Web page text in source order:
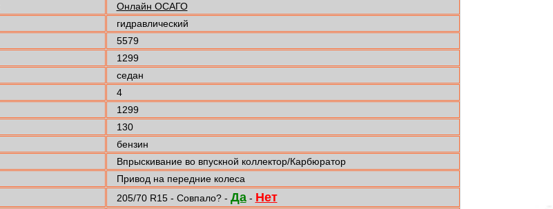
Онлайн ОСАГО
гидравлический
5579
1299
седан
4
1299
130
бензин
Впрыскивание во впускной коллектор/Карбюратор
Привод на передние колеса
205/70 R15 - Совпало? - Да- Нет